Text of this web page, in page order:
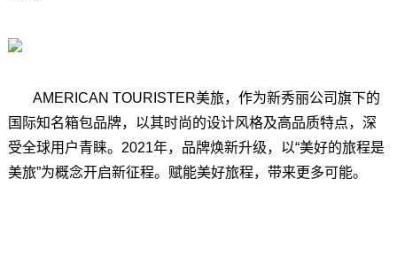
AMERICAN TOURISTER美旅，作为新秀丽公司旗下的
国际知名箱包品牌，以其时尚的设计风格及高品质特点，深
受全球用户青睐。2021年，品牌焕新升级，以“美好的旅程是
美旅”为概念开启新征程。赋能美好旅程，带来更多可能。